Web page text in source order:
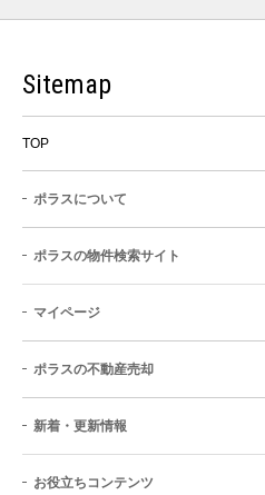
Sitemap
TOP
ポラスについて
ポラスの物件検索サイト
マイページ
ポラスの不動産売却
新着・更新情報
お役立ちコンテンツ